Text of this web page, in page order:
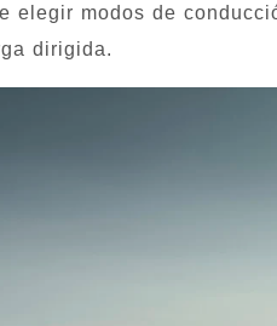
elegir modos de
dirigida.